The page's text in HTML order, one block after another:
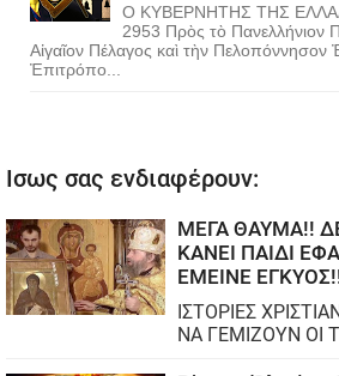
Ο ΚΥΒΕΡΝΗΤΗΣ ΤΗΣ
2953 Πρὸς τὸ Πανελλήνιον
Αἰγαῖον Πέλαγος καὶ τὴν Πελοπόννησον
Ἐπιτρόπο...